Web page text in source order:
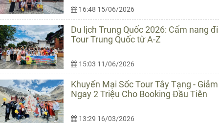
16:48 15/06/2026
Du lịch Trung Quốc 2026: Cẩm nang đi
Tour Trung Quốc từ A-Z
15:03 11/06/2026
Khuyến Mại Sốc Tour Tây Tạng - Giảm
Ngay 2 Triệu Cho Booking Đầu Tiên
13:29 16/03/2026